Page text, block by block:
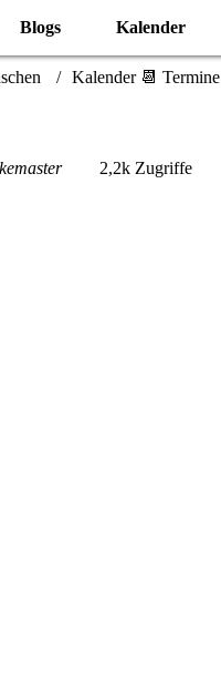
Blogs Kalender
Kalender 📆 Termine
2,2k Zugriffe